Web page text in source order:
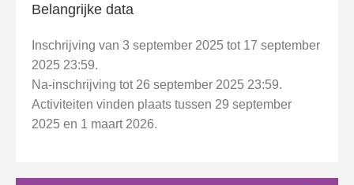
Belangrijke data
Inschrijving van 3 september 2025 tot 17 september
2025 23:59.
Na-inschrijving tot 26 september 2025 23:59.
Activiteiten vinden plaats tussen 29 september
2025 en 1 maart 2026.